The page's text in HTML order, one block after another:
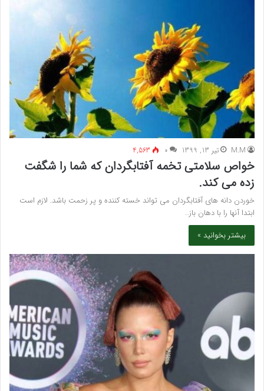
M.M تیر 13, 1399 ۰ 4,563
خواص سلامتی تخمه آفتابگردان که شما را شگفت
زده می کند.
خوردن دانه های آفتابگردان می تواند خسته کننده و پر زحمت باشد. لازم است
ابتدا آنها را با دهان باز…
بیشتر بخوانید »